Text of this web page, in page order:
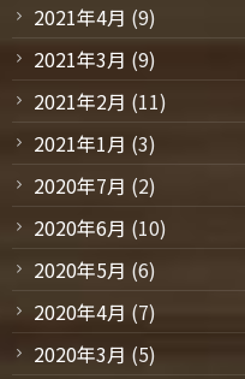
2021年4月 (9)
2021年3月 (9)
2021年2月 (11)
2021年1月 (3)
2020年7月 (2)
2020年6月 (10)
2020年5月 (6)
2020年4月 (7)
2020年3月 (5)